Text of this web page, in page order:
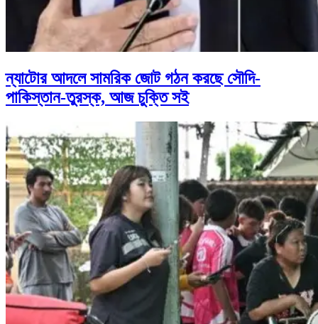
ন্যাটোর আদলে সামরিক জোট গঠন করছে সৌদি-
পাকিস্তান-তুরস্ক, আজ চুক্তি সই